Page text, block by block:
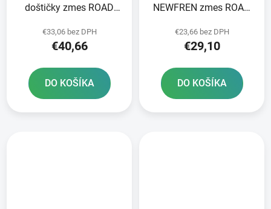
doštičky zmes ROAD
ks v balení
€33,06 bez DPH
€40,66
DO KOŠÍKA
NEWFREN zmes ROAD
v balení
€23,66 bez DPH
€29,10
DO KOŠÍKA